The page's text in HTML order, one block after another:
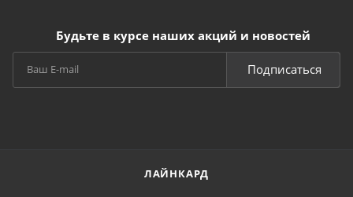
Будьте в курсе наших акций и новостей
Подписаться
ЛАЙНКАРД